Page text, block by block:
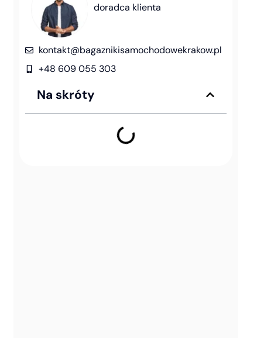
doradca klienta
kontakt@bagaznikisamochodowekrakow.pl
+48 609 055 303
Na skróty